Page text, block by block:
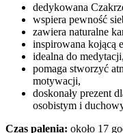
dedykowana
wspiera pewność
zawiera naturalne
inspirowana kojącą
idealna do
pomaga stworzyć
motywacji,
doskonały prezent
osobistym i
Czas palenia: około 17